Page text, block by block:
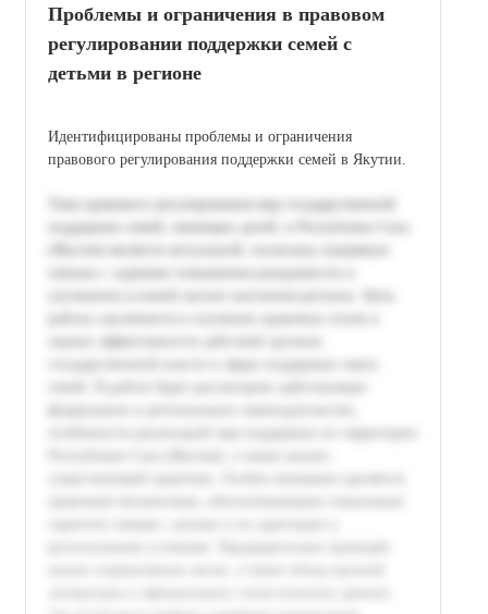
Проблемы и ограничения в правовом
регулировании поддержки семей с
детьми в регионе
Идентифицированы проблемы и ограничения
правового регулирования поддержки семей в Якутии.